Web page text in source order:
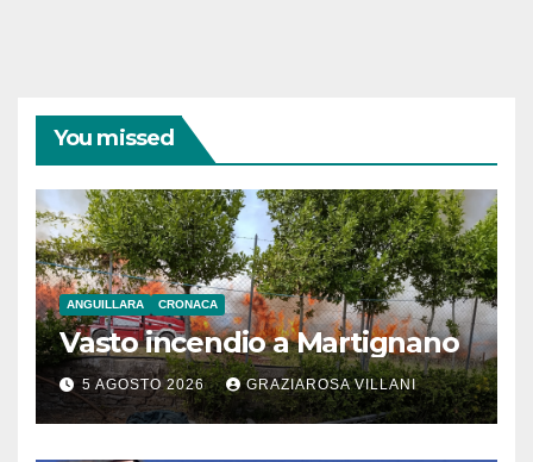
You missed
ANGUILLARA CRONACA
Vasto incendio a Martignano
5 AGOSTO 2026 GRAZIAROSA VILLANI